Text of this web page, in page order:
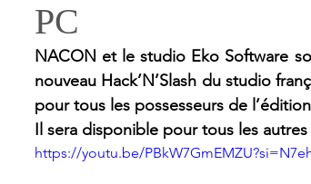
Paris Games Week
Actu 1DCoG Test Stadia The
PC
NACON et le studio Eko Software
nouveau Hack’N’Slash du studio
pour tous les possesseurs de
Il sera disponible pour tous les
https://youtu.be/